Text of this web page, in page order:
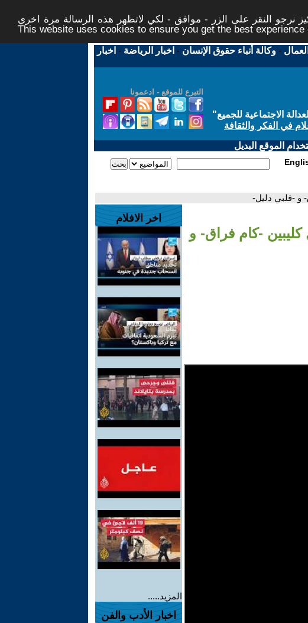
نرجو النقر على الزر - موافق - لكي لاتظهر هذه الرسالة مرة اخرى -
This website uses cookies to ensure you get the best experience
-وكالة أنباء حقوق الإنسان - اخبار الرياضة - اخبار
التبرع للموقع - ادعمونا
الاجتماعية للجميع"
في الفكر والثقافة
الموقع البديل
و -قلبي دليل-
-كام فراق- و
اخر الافلام
المزيد.....
اخبار الأدب والفن